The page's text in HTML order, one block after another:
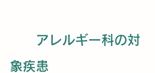
アレルギー科の対
象疾患